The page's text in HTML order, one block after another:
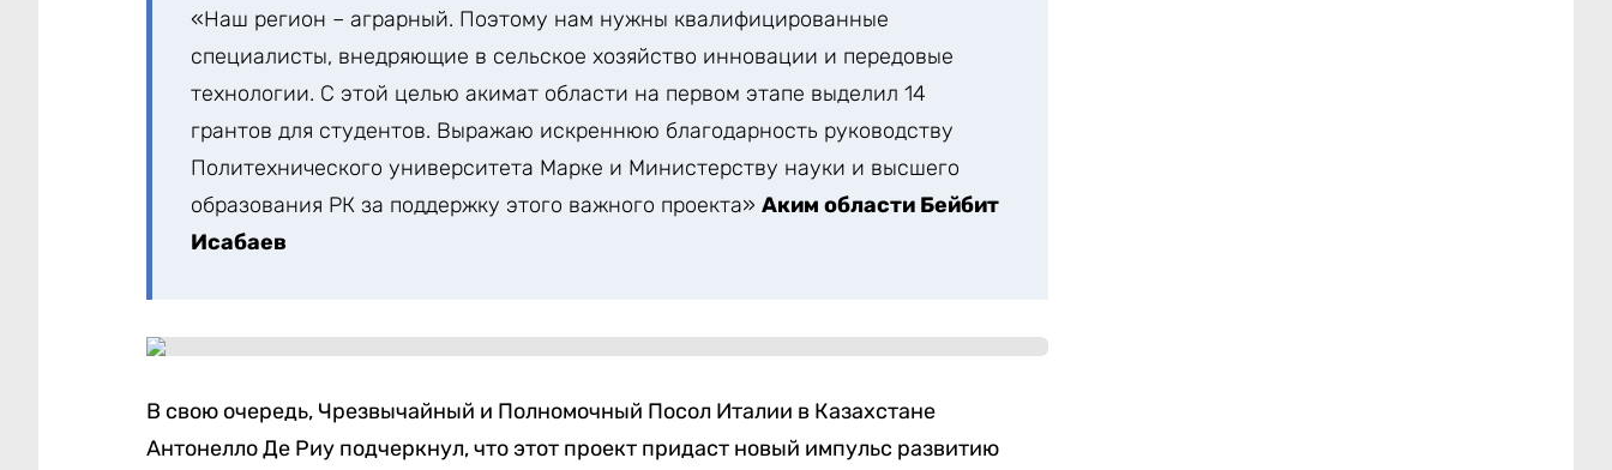
«Наш регион – аграрный. Поэтому нам нужны квалифицированные
специалисты, внедряющие в сельское хозяйство инновации и передовые
технологии. С этой целью акимат области на первом этапе выделил 14
грантов для студентов. Выражаю искреннюю благодарность руководству
Политехнического университета Марке и Министерству науки и высшего
образования РК за поддержку этого важного проекта» Аким области Бейбит
Исабаев
В свою очередь, Чрезвычайный и Полномочный Посол Италии в Казахстане
Антонелло Де Риу подчеркнул, что этот проект придаст новый импульс развитию